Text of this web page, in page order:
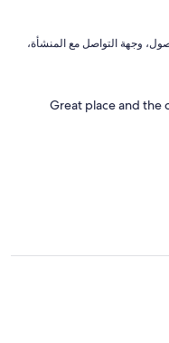
عناصر نالت الإعجاب: ⁦النظافة⁩، و⁦تسجيل الوصول⁩، و⁦جهة التواصل مع المنشأة⁩،
Great place and the